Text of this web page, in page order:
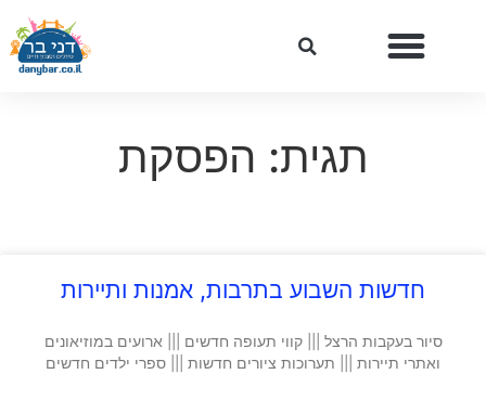
תגית: הפסקת
חדשות השבוע בתרבות, אמנות ותיירות
סיור בעקבות הרצל ||| קווי תעופה חדשים ||| ארועים במוזיאונים
ואתרי תיירות ||| תערוכות ציורים חדשות ||| ספרי ילדים חדשים